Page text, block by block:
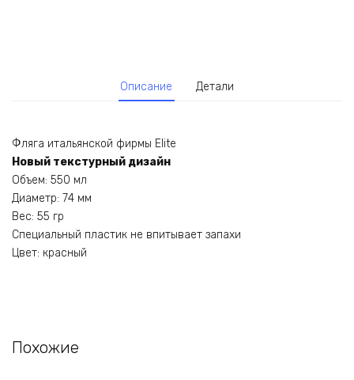
Описание Детали
Фляга итальянской фирмы Elite
Новый текстурный дизайн
Объем: 550 мл
Диаметр: 74 мм
Вес: 55 гр
Специальный пластик не впитывает запахи
Цвет: красный
Похожие